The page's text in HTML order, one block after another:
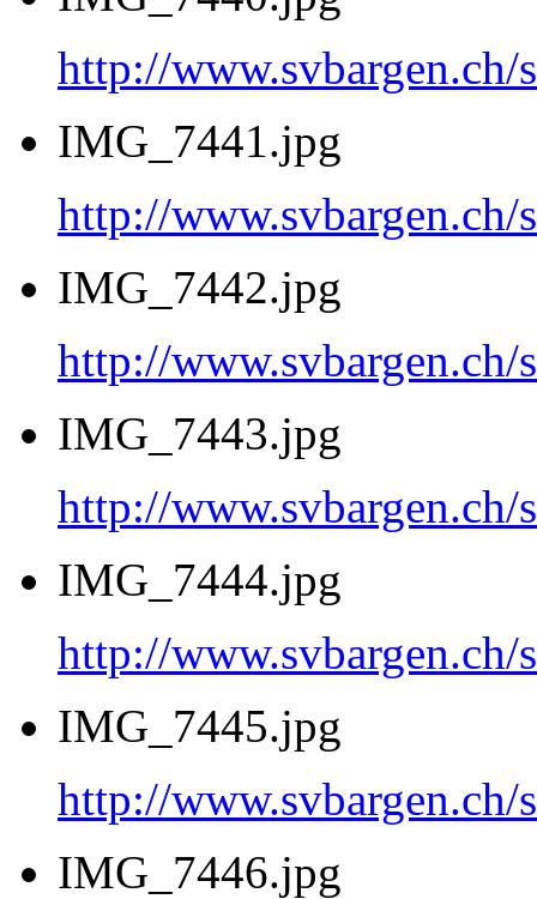
http://
IMG_7441.jpg
http://
IMG_7442.jpg
http://
IMG_7443.jpg
http://
IMG_7444.jpg
http://
IMG_7445.jpg
http://
IMG_7446.jpg